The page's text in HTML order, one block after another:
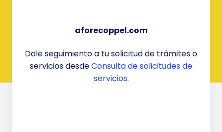
aforecoppel.com
Dale seguimiento a tu solicitud de trámites o
servicios desdeConsulta de solicitudes de
servicios.